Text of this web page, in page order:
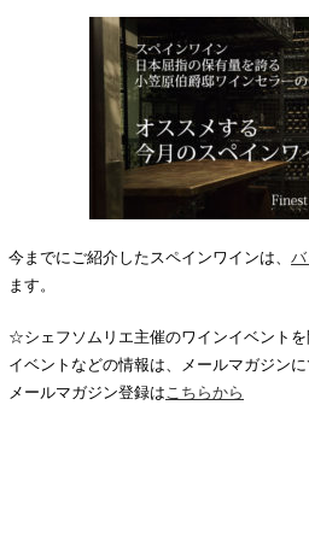
今までにご紹介したスペインワインは、
ます。
☆シェフソムリエ主催のワインイベント
イベントなどの情報は、メールマガジンに
メールマガジン登録はこちらから